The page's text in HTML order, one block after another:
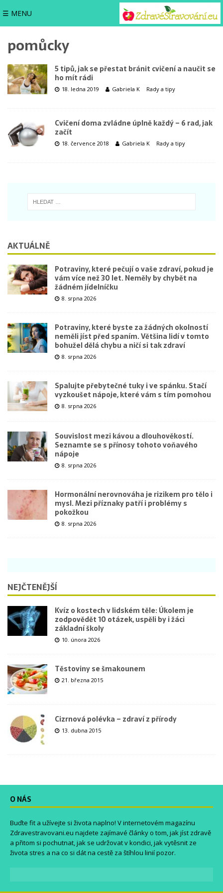
☰ MENU
pomůcky
5 tipů, jak se přestat bránit cvičení a naučit se
ho mít rádi
18. ledna 2019 Gabriela K Rady a tipy
Cvičení doma zvládne úplně každý – 6 rad, jak
začít
18. července 2018 Gabriela K Rady a tipy
AKTUÁLNĚ
Potraviny, které pečují o vaše zdraví, pokud je
vám více než 30 let. Neměly by chybět na
žádném jídelníčku
8. srpna 2026
Potraviny, které byste za žádných okolností
neměli jíst před spaním. Většina lidí v tomto
bohužel dělá chybu a ničí si tak zdraví
8. srpna 2026
Spalujte přebytečné tuky i ve spánku. Stačí
vyzkoušet nápoje, které vám s tím pomohou
8. srpna 2026
Souvislost mezi kávou a dlouhověkostí.
Seznamte se s přínosy tohoto voňavého
nápoje
8. srpna 2026
Hormonální nerovnováha je rizikem pro tělo i
mysl. Mezi příznaky patří i problémy s
pokožkou
8. srpna 2026
NEJČTENĚJŠÍ
Kvíz o kostech v lidském těle: Úkolem je
zodpovědět 10 otázek, uspěli by i žáci
základní školy
10. února 2026
Těstoviny se šmakounem
21. března 2015
Cizrnová polévka – zdraví z přírody
13. dubna 2015
O NÁS
Buďte fit a užívejte si života naplno! V internetovém magazínu
Zdravestravovani.eu najdete zajímavé články o tom, jak jíst zdravě
a přitom si pochutnat, jak se udržovat v kondici, jak vytěsnit ze
života stres a na co si dát na cestě za štíhlou linií pozor.